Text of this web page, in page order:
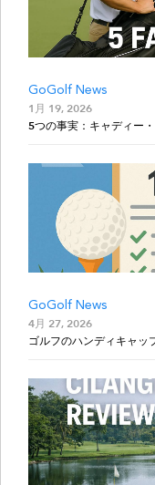
GoGolf News
1月 19, 2026
5つの事実：キャディー
GoGolf News
4月 27, 2026
ゴルフのハンディキャッ